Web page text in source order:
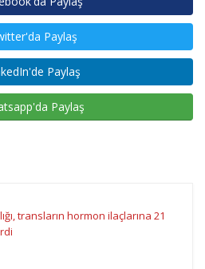
Paylaş
Paylaş
Paylaş
transların hormon ilaçlarına 21